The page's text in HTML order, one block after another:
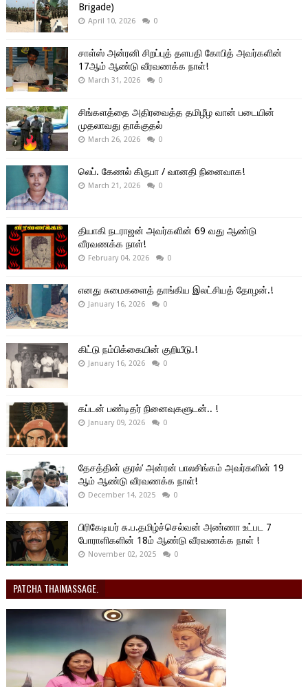
Brigade)
April 10, 2026 0
சாள்ஸ் அன்ரனி சிறப்புத் தளபதி கோபித் அவர்களின்
17ஆம் ஆண்டு வீரவணக்க நாள்!
March 31, 2026 0
சிங்களத்தை அதிரவைத்த தமிழீழ வான் படையின்
முதலாவது தாக்குதல்
March 26, 2026 0
லெப். கேணல் கிருபா / வானதி நினைவாக!
March 21, 2026 0
தியாகி நடராஜன் அவர்களின் 69 வது ஆண்டு
வீரவணக்க நாள்!
February 04, 2026 0
எனது சுமைகளைத் தாங்கிய இலட்சியத் தோழன்.!
January 16, 2026 0
கிட்டு நம்பிக்கையின் குறியீடு.!
January 16, 2026 0
கப்டன் பண்டிதர் நினைவுகளுடன்.. !
January 09, 2026 0
தேசத்தின் குரல்’ அன்ரன் பாலசிங்கம் அவர்களின் 19
ஆம் ஆண்டு வீரவணக்க நாள்!
December 14, 2025 0
பிரிகேடியர் சு.ப.தமிழ்ச்செல்வன் அண்ணா உட்பட 7
போராளிகளின் 18ம் ஆண்டு வீரவணக்க நாள் !
November 02, 2025 0
PATCHA THAIMASSAGE.